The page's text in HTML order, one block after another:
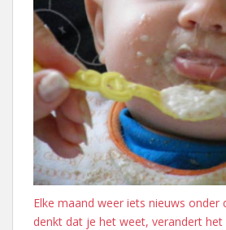
Elke maand weer iets nieuws onder
denkt dat je het weet, verandert